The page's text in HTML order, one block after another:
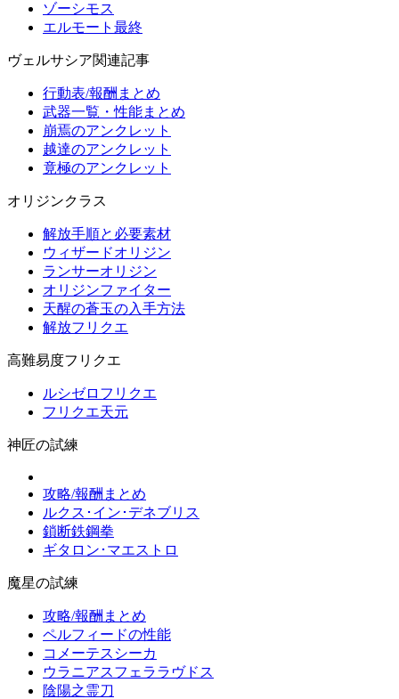
ゾーシモス
エルモート最終
ヴェルサシア関連記事
行動表/報酬まとめ
武器一覧・性能まとめ
崩焉のアンクレット
越達のアンクレット
竟極のアンクレット
オリジンクラス
解放手順と必要素材
ウィザードオリジン
ランサーオリジン
オリジンファイター
天醒の蒼玉の入手方法
解放フリクエ
高難易度フリクエ
ルシゼロフリクエ
フリクエ天元
神匠の試練
攻略/報酬まとめ
ルクス･イン･デネブリス
鎖断鉄鋼拳
ギタロン･マエストロ
魔星の試練
攻略/報酬まとめ
ペルフィードの性能
コメーテスシーカ
ウラニアスフェララヴドス
陰陽之霊刀